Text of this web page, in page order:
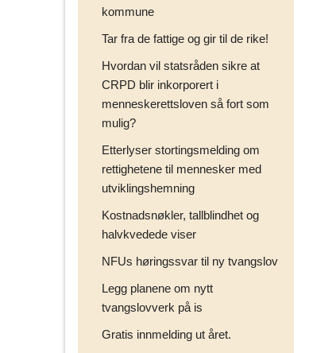
kommune
Tar fra de fattige og gir til de rike!
Hvordan vil statsråden sikre at
CRPD blir inkorporert i
menneskerettsloven så fort som
mulig?
Etterlyser stortingsmelding om
rettighetene til mennesker med
utviklingshemning
Kostnadsnøkler, tallblindhet og
halvkvedede viser
NFUs høringssvar til ny tvangslov
Legg planene om nytt
tvangslovverk på is
Gratis innmelding ut året.